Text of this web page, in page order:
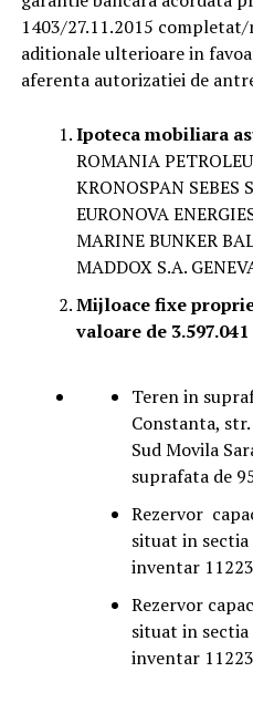
1403/27.11.2015
aditionale ulterioare in
aferenta autorizatiei de
Ipoteca mobiliara
ROMANIA
KRONOSPAN SEBES
EURONOVA
MARINE BUNKER
MADDOX S.A.
Mijloace fixe
valoare de
Teren in
Constanta,
Sud Movila
suprafata de
Rezervor
situat in
inventar
Rezervor
situat in
inventar